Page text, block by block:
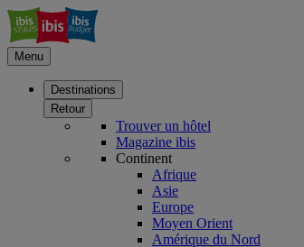
Menu
Destinations
Retour
Trouver un hôtel
Magazine ibis
Continent
Afrique
Asie
Europe
Moyen Orient
Amérique du Nord